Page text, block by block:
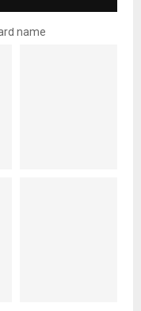
name